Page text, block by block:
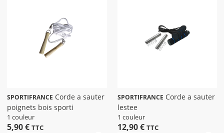
SPORTIFRANCE
poignets bois sporti
1 couleur
5,90 € TTC
SPORTIFRANCE
lestee
1 couleur
12,90 € TTC